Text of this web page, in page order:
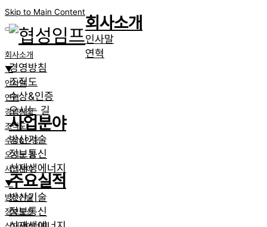
Skip to Main Content
회사소개
▼
인사말
연혁
경영방침
조직도
수상&인증
오시는 길
사업분야
▼
방산기술
정보통신
회사소개
인사말
연혁
경영방침
조직도
수상&인증
오시는 길
사업분야
방산기술
정보통신
신재생에너지
주요실적
방산기술
정보통신